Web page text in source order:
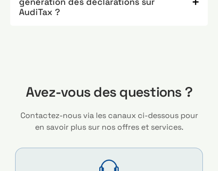
AudiTax ?
Avez-vousdesquestions ?
Contactez-nous via les canaux ci-dessous pour
en savoir plus sur nos offres et services.